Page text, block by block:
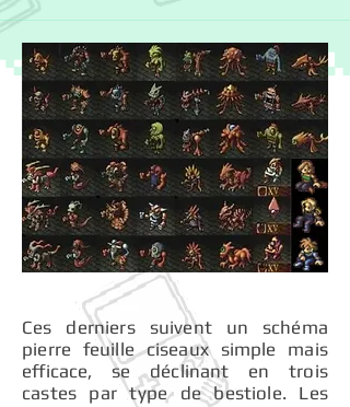
Ces derniers suivent un schéma
pierre feuille ciseaux simple mais
efficace, se déclinant en trois
castes par type de bestiole. Les